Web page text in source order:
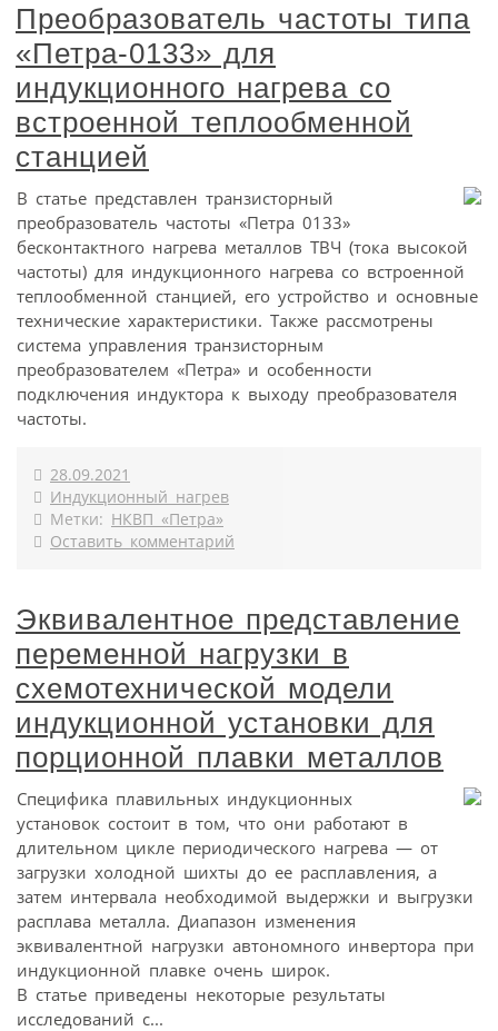
Преобразователь частоты типа
«Петра-0133» для
индукционного нагрева со
встроенной теплообменной
станцией
В статье представлен транзисторный
преобразователь частоты «Петра 0133»
бесконтактного нагрева металлов ТВЧ (тока высокой
частоты) для индукционного нагрева со встроенной
теплообменной станцией, его устройство и основные
технические характеристики. Также рассмотрены
система управления транзисторным
преобразователем «Петра» и особенности
подключения индуктора к выходу преобразователя
частоты.
28.09.2021
Индукционный нагрев
Метки: НКВП «Петра»
Оставить комментарий
Эквивалентное представление
переменной нагрузки в
схемотехнической модели
индукционной установки для
порционной плавки металлов
Специфика плавильных индукционных
установок состоит в том, что они работают в
длительном цикле периодического нагрева — от
загрузки холодной шихты до ее расплавления, а
затем интервала необходимой выдержки и выгрузки
расплава металла. Диапазон изменения
эквивалентной нагрузки автономного инвертора при
индукционной плавке очень широк.
В статье приведены некоторые результаты
исследований с...